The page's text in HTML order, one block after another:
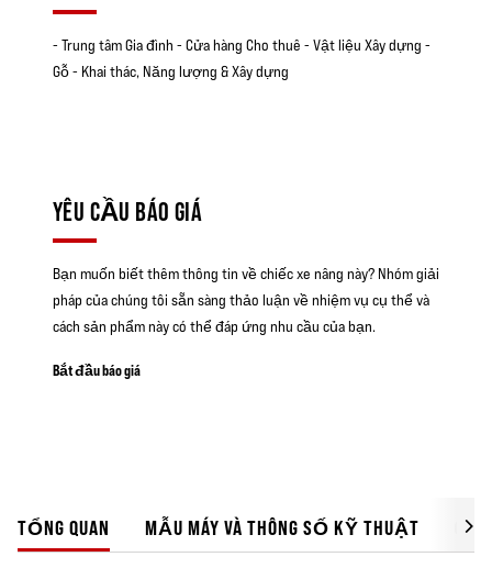
- Trung tâm Gia đình - Cửa hàng Cho thuê - Vật liệu Xây dựng -
Gỗ - Khai thác, Năng lượng & Xây dựng
YÊU CẦU BÁO GIÁ
Bạn muốn biết thêm thông tin về chiếc xe nâng này? Nhóm giải
pháp của chúng tôi sẵn sàng thảo luận về nhiệm vụ cụ thể và
cách sản phẩm này có thể đáp ứng nhu cầu của bạn.
Bắt đầu báo giá
TỔNG QUAN MẪU MÁY VÀ THÔNG SỐ KỸ THUẬT